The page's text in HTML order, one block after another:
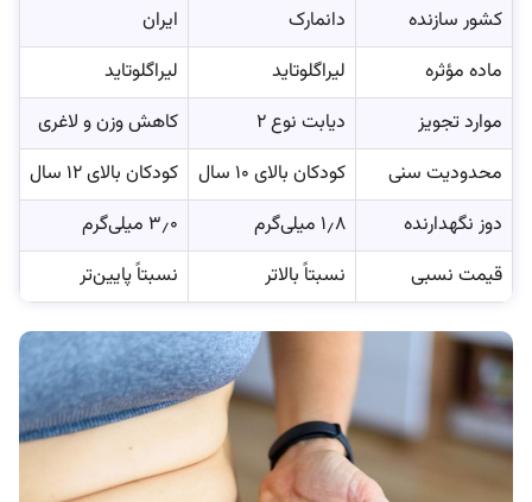
کشور سازنده
دانمارک
ایران
ماده مؤثره
لیراگلوتاید
لیراگلوتاید
موارد تجویز
دیابت نوع ۲
کاهش وزن و لاغری
محدودیت سنی
کودکان بالای ۱۰ سال
کودکان بالای ۱۲ سال
دوز نگهدارنده
۱٫۸ میلی‌گرم
۳٫۰ میلی‌گرم
قیمت نسبی
نسبتاً بالاتر نسبتاً پایین‌تر